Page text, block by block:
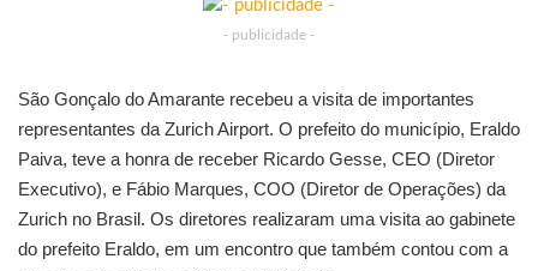
- publicidade -
São Gonçalo do Amarante recebeu a visita de importantes
representantes da Zurich Airport. O prefeito do município, Eraldo
Paiva, teve a honra de receber Ricardo Gesse, CEO (Diretor
Executivo), e Fábio Marques, COO (Diretor de Operações) da
Zurich no Brasil. Os diretores realizaram uma visita ao gabinete
do prefeito Eraldo, em um encontro que também contou com a